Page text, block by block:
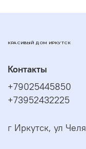
КРАСИВЫЙ ДОМ ИРКУТСК
Контакты
+79025445850
+73952432225
г Иркутск, ул